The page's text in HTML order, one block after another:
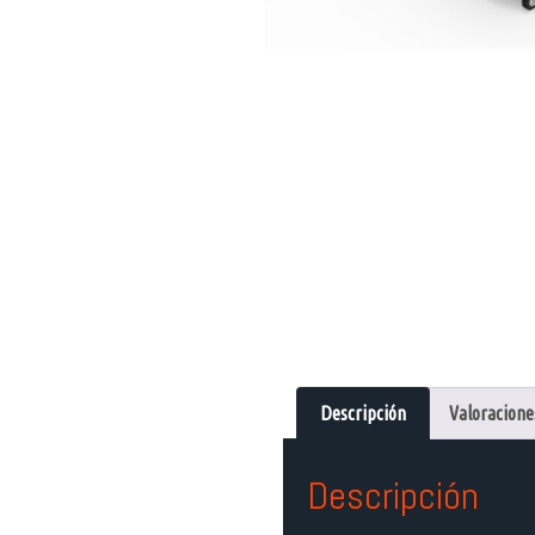
Descripción
Descripción